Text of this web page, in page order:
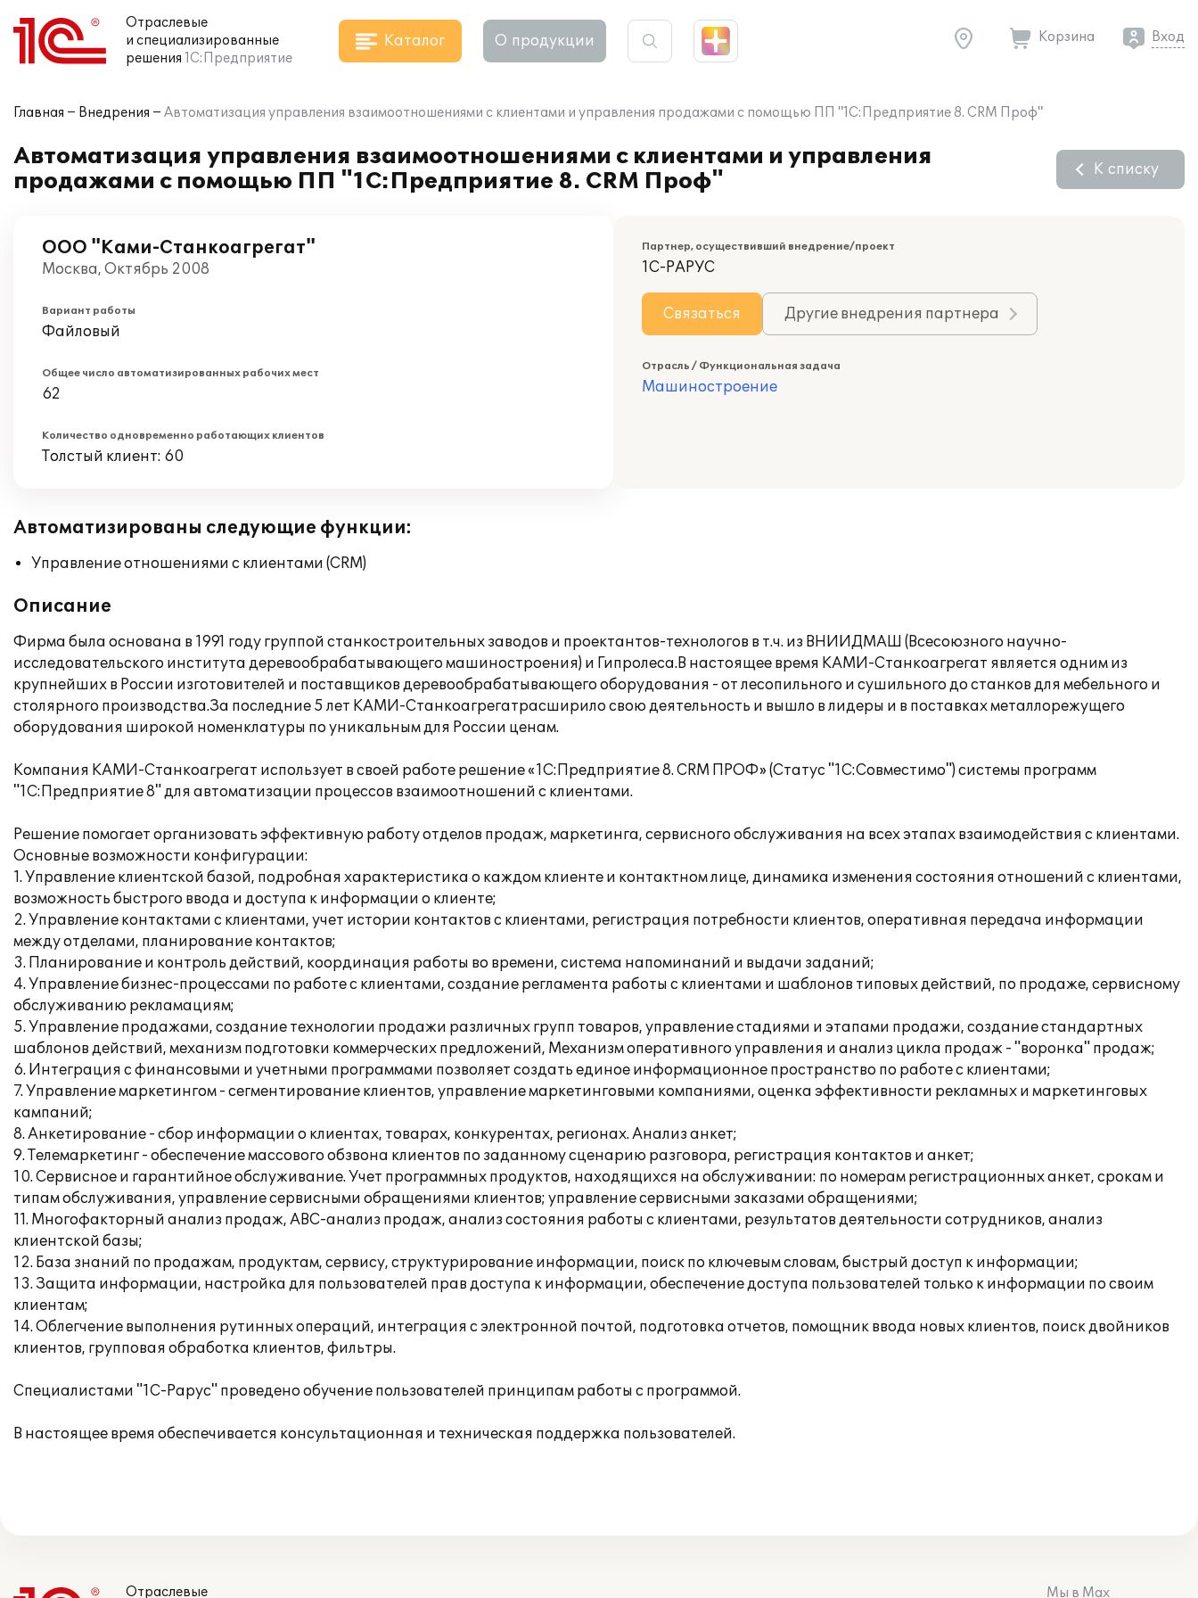
Отраслевые
и специализированные
решения 1С:Предприятие
Каталог О продукции Корзина Вход
Главная Внедрения Автоматизация управления взаимоотношениями с клиентами и управления продажами с помощью ПП "1С:Предприятие 8. CRM Проф"
Автоматизация управления взаимоотношениями с клиентами и управления
продажами с помощью ПП "1С:Предприятие 8. CRM Проф"
К списку
ООО "Ками-Станкоагрегат"
Москва, Октябрь 2008
Вариант работы
Файловый
Общее число автоматизированных рабочих мест
62
Количество одновременно работающих клиентов
Толстый клиент: 60
Партнер, осуществивший внедрение/проект
1С-РАРУС
Связаться Другие внедрения партнера
Отрасль / Функциональная задача
Машиностроение
Автоматизированы следующие функции:
Управление отношениями с клиентами (CRM)
Описание
Фирма была основана в 1991 году группой станкостроительных заводов и проектантов-технологов в т.ч. из ВНИИДМАШ (Всесоюзного научно-
исследовательского института деревообрабатывающего машиностроения) и Гипролеса.В настоящее время КАМИ-Станкоагрегат является одним из
крупнейших в России изготовителей и поставщиков деревообрабатывающего оборудования - от лесопильного и сушильного до станков для мебельного и
столярного производства.За последние 5 лет КАМИ-Станкоагрегатрасширило свою деятельность и вышло в лидеры и в поставках металлорежущего
оборудования широкой номенклатуры по уникальным для России ценам.
Компания КАМИ-Станкоагрегат использует в своей работе решение «1С:Предприятие 8. CRM ПРОФ» (Статус "1С:Совместимо") системы программ
"1С:Предприятие 8" для автоматизации процессов взаимоотношений с клиентами.
Решение помогает организовать эффективную работу отделов продаж, маркетинга, сервисного обслуживания на всех этапах взаимодействия с клиентами.
Основные возможности конфигурации:
1. Управление клиентской базой, подробная характеристика о каждом клиенте и контактном лице, динамика изменения состояния отношений с клиентами,
возможность быстрого ввода и доступа к информации о клиенте;
2. Управление контактами с клиентами, учет истории контактов с клиентами, регистрация потребности клиентов, оперативная передача информации
между отделами, планирование контактов;
3. Планирование и контроль действий, координация работы во времени, система напоминаний и выдачи заданий;
4. Управление бизнес-процессами по работе с клиентами, создание регламента работы с клиентами и шаблонов типовых действий, по продаже, сервисному
обслуживанию рекламациям;
5. Управление продажами, создание технологии продажи различных групп товаров, управление стадиями и этапами продажи, создание стандартных
шаблонов действий, механизм подготовки коммерческих предложений, Механизм оперативного управления и анализ цикла продаж - "воронка" продаж;
6. Интеграция с финансовыми и учетными программами позволяет создать единое информационное пространство по работе с клиентами;
7. Управление маркетингом - сегментирование клиентов, управление маркетинговыми компаниями, оценка эффективности рекламных и маркетинговых
кампаний;
8. Анкетирование - сбор информации о клиентах, товарах, конкурентах, регионах. Анализ анкет;
9. Телемаркетинг - обеспечение массового обзвона клиентов по заданному сценарию разговора, регистрация контактов и анкет;
10. Сервисное и гарантийное обслуживание. Учет программных продуктов, находящихся на обслуживании: по номерам регистрационных анкет, срокам и
типам обслуживания, управление сервисными обращениями клиентов; управление сервисными заказами обращениями;
11. Многофакторный анализ продаж, АВС-анализ продаж, анализ состояния работы с клиентами, результатов деятельности сотрудников, анализ
клиентской базы;
12. База знаний по продажам, продуктам, сервису, структурирование информации, поиск по ключевым словам, быстрый доступ к информации;
13. Защита информации, настройка для пользователей прав доступа к информации, обеспечение доступа пользователей только к информации по своим
клиентам;
14. Облегчение выполнения рутинных операций, интеграция с электронной почтой, подготовка отчетов, помощник ввода новых клиентов, поиск двойников
клиентов, групповая обработка клиентов, фильтры.
Специалистами "1С-Рарус" проведено обучение пользователей принципам работы с программой.
В настоящее время обеспечивается консультационная и техническая поддержка пользователей.
Отраслевые Мы в Max